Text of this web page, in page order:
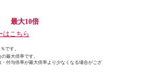
最大10倍
はこちら
です。
最大倍率です。
付与倍率が最大倍率より少なくなる場合がござ